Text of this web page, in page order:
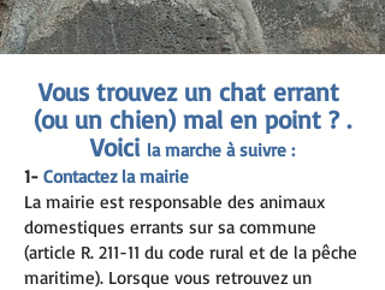
Vous trouvez un chat errant
(ou un chien) mal en point ? .
Voici la marche à suivre :
1- Contactez la mairie
La mairie est responsable des animaux
domestiques errants sur sa commune
(article R. 211-11 du code rural et de la pêche
maritime). Lorsque vous retrouvez un